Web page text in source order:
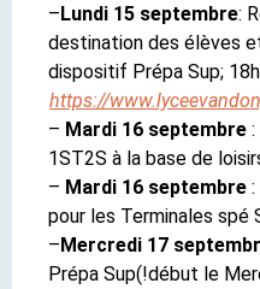
–Lundi 15 septembre:
destination des élèves
dispositif Prépa Sup;
https://
– Mardi 16 septembre
1ST2S à la base de
– Mardi 16 septembre
pour les Terminales spé
–Mercredi 17
Prépa Sup(!début le